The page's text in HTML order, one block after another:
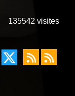
135542 visites